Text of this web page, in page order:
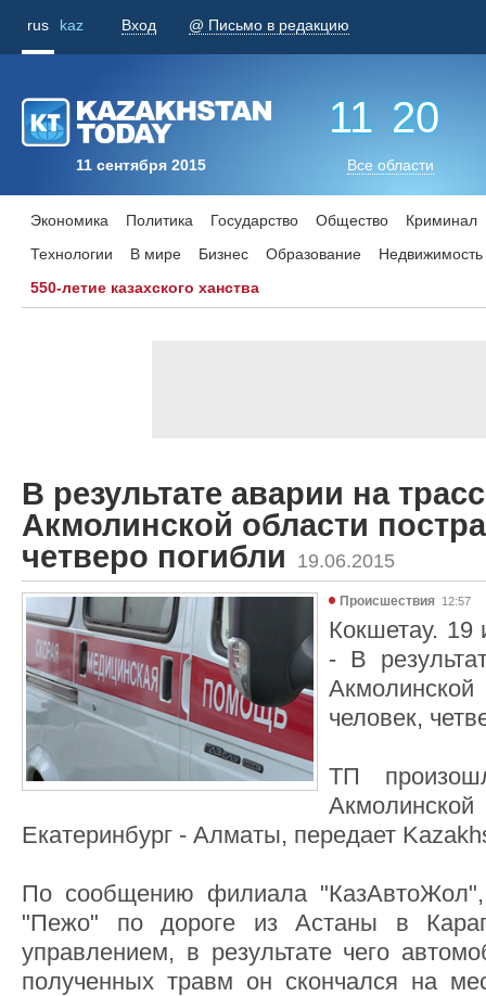
rus kaz Вход @ Письмо в редакцию
11 сентября 2015
11 20
Все области
Экономика Политика Государство Общество
Криминал
Технологии
В мире Бизнес Образование
Недвижимость
550-летие казахского ханства
В результате аварии на
Акмолинской области
четверо погибли
19.06.2015
Происшествия 12:57
Кокшетау. 19
- В
человек,
ТП
Екатеринбург - Алматы, передает
По сообщению филиала "КазАвтоЖол",
"Пежо" по дороге из Астаны в
управлением, в результате чего
полученных травм он скончался на